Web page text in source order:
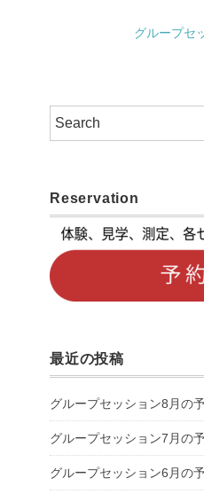
グループセ
Reservation
最近の投稿
グループセッション8月の
グループセッション7月の
グループセッション6月の